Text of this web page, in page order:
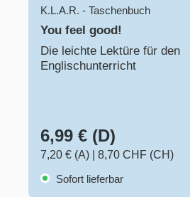
K.L.A.R. - Taschenbuch
You feel good!
Die leichte Lektüre für den
Englischunterricht
6,99 € (D)
7,20 € (A)
8,70 CHF (CH)
Sofort lieferbar